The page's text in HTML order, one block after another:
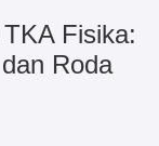
Fisika:
Roda